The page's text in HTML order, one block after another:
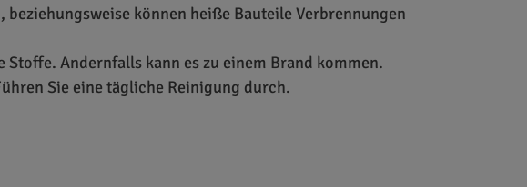
können heiße Bauteile Verbrennungen
Andernfalls kann es zu einem Brand kommen.
Sie eine tägliche Reinigung durch.